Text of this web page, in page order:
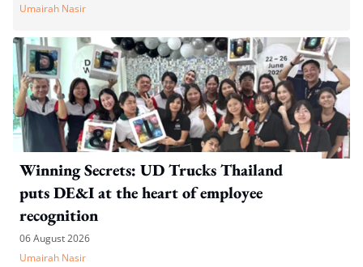
Umairah Nasir
Winning Secrets: UD Trucks Thailand
puts DE&I at the heart of employee
recognition
06 August 2026
Umairah Nasir